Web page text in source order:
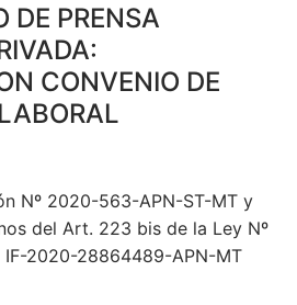
DE PRENSA
CONVENIO DE
Nº 2020-563-APN-ST-MT y
del Art. 223 bis de la Ley Nº
IF-2020-28864489-APN-MT